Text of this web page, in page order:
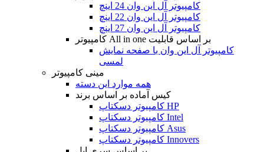
کامپیوتر آل این وان 24 اینچ
کامپیوتر آل این وان 22 اینچ
کامپیوتر آل این وان 27 اینچ
کامپیوتر All in one بر اساس قابلیت
کامپیوتر آل این وان با صفحه نمایش
لمسی
مینی کامپیوتر
همه موارد این دسته
کیس آماده بر اساس برند
کامپیوتر دسکتاپ HP
کامپیوتر دسکتاپ Intel
کامپیوتر دسکتاپ Asus
کامپیوتر دسکتاپ Innovers